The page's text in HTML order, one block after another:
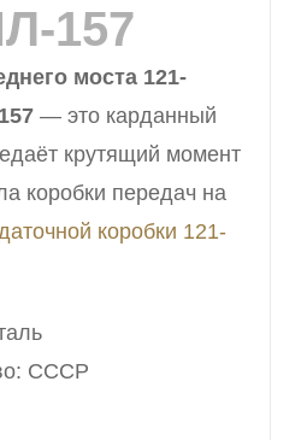
157
моста 121-
— это карданный
крутящий момент
коробки передач на
коробки 121-
СССР